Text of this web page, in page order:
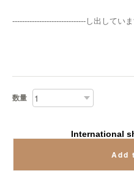
------------------------------し出していま
数量
International
Add